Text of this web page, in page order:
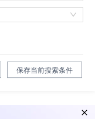
保存当前搜索条件